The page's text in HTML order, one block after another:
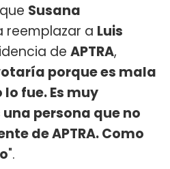
Susana
reemplazar a Luis
de APTRA,
porque es mala
fue. Es muy
persona que no
de APTRA. Como
".